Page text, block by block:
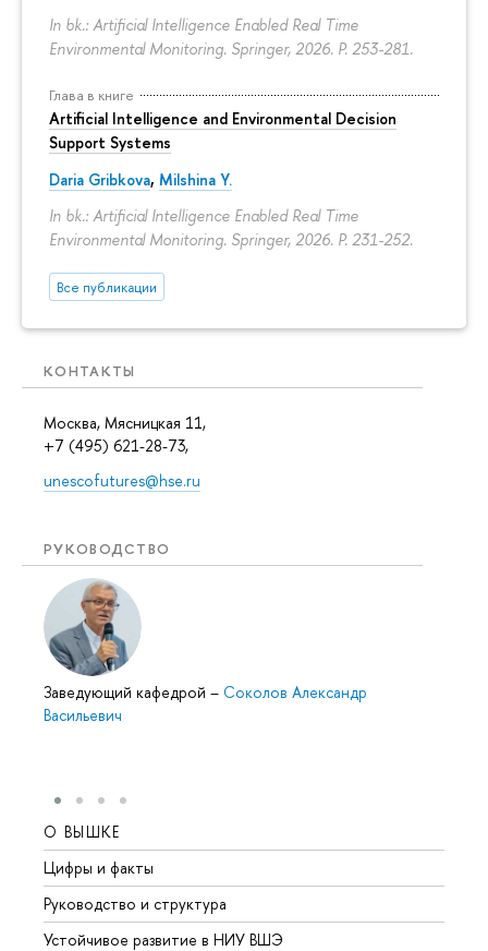
In bk.: Artificial Intelligence Enabled Real Time
Environmental Monitoring. Springer, 2026. P. 253-281.
Глава в книге
Artificial Intelligence and Environmental Decision
Support Systems
Daria Gribkova, Milshina Y.
In bk.: Artificial Intelligence Enabled Real Time
Environmental Monitoring. Springer, 2026. P. 231-252.
Все публикации
КОНТАКТЫ
Москва, Мясницкая 11,
+7 (495) 621-28-73,
unescofutures@hse.ru
РУКОВОДСТВО
Заведующий кафедрой – Соколов Александр
Васильевич
О ВЫШКЕ
Цифры и факты
Руководство и структура
Устойчивое развитие в НИУ ВШЭ